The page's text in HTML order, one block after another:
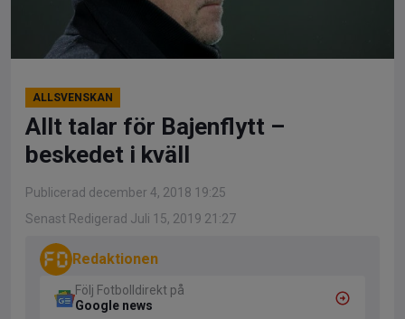
ALLSVENSKAN
Allt talar för Bajenflytt –
beskedet i kväll
Publicerad december 4, 2018 19:25
Senast Redigerad Juli 15, 2019 21:27
Redaktionen
Följ Fotbolldirekt på
Google news